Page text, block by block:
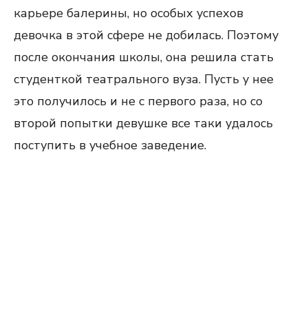
карьере балерины, но особых успехов
девочка в этой сфере не добилась. Поэтому
после окончания школы, она решила стать
студенткой театрального вуза. Пусть у нее
это получилось и не с первого раза, но со
второй попытки девушке все таки удалось
поступить в учебное заведение.